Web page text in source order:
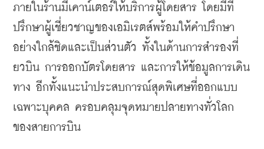
ภายในร้านมีเคาน์เตอร์ให้บริการผู้โดยสาร โดยมีที่
ปรึกษาผู้เชี่ยวชาญของเอมิเรตส์พร้อมให้คำปรึกษา
อย่างใกล้ชิดและเป็นส่วนตัว ทั้งในด้านการสำรองที่
ยวบิน การออกบัตรโดยสาร และการให้ข้อมูลการเดิน
ทาง อีกทั้งแนะนำประสบการณ์สุดพิเศษที่ออกแบบ
เฉพาะบุคคล ครอบคลุมจุดหมายปลายทางทั่วโลก
ของสายการบิน